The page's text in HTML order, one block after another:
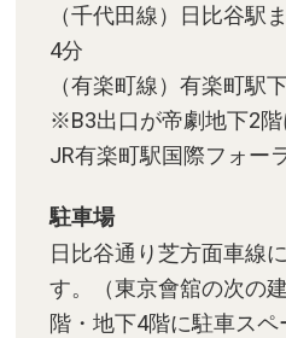
（千代田線）日比谷駅
4分
（有楽町線）有楽町駅
※B3出口が帝劇地下2
JR有楽町駅国際フォー
駐車場
日比谷通り芝方面車線
す。（東京會舘の次の
階・地下4階に駐車スペ